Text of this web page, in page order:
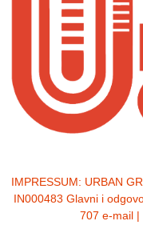
IMPRESSUM: URBAN
IN000483 Glavni i
707 e-mail |